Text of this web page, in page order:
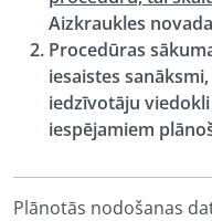
Aizkraukles
Procedūras
iesaistes
iedzīvotāju
iespējamiem
Plānotās nodošanas